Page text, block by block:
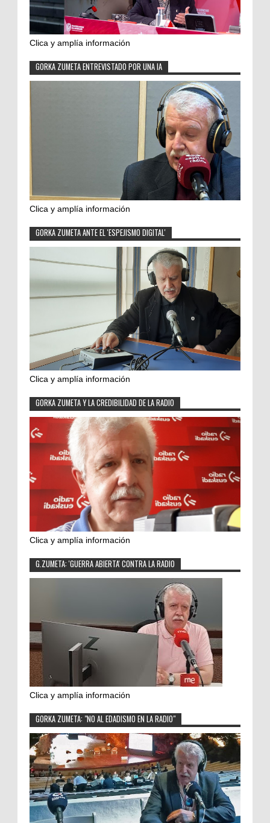
Clica y amplía información
GORKA ZUMETA ENTREVISTADO POR UNA IA
Clica y amplía información
GORKA ZUMETA ANTE EL 'ESPEJISMO DIGITAL'
Clica y amplía información
GORKA ZUMETA Y LA CREDIBILIDAD DE LA RADIO
Clica y amplía información
G.ZUMETA: 'GUERRA ABIERTA' CONTRA LA RADIO
Clica y amplía información
GORKA ZUMETA: "NO AL EDADISMO EN LA RADIO"